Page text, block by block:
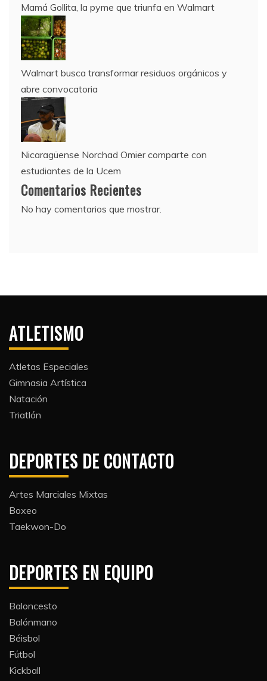
Mamá Gollita, la pyme que triunfa en Walmart
Walmart busca transformar residuos orgánicos y
abre convocatoria
Nicaragüense Norchad Omier comparte con
estudiantes de la Ucem
Comentarios Recientes
No hay comentarios que mostrar.
ATLETISMO
Atletas Especiales
Gimnasia Artística
Natación​
Triatlón​
DEPORTES DE CONTACTO
Artes Marciales Mixtas
Boxeo
Taekwon-Do
DEPORTES EN EQUIPO
Baloncesto
Balónmano
Béisbol
Fútbol
Kickball​